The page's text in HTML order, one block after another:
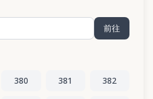
前往
380 381 382